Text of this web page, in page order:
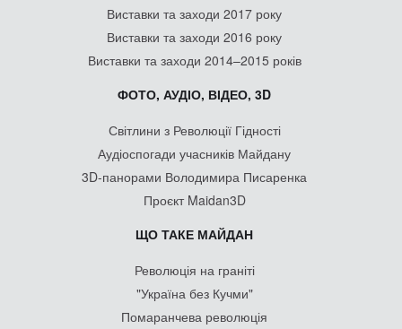
Виставки та заходи 2017 року
Виставки та заходи 2016 року
Виставки та заходи 2014–2015 років
ФОТО, АУДІО, ВІДЕО, 3D
Світлини з Революції Гідності
Аудіоспогади учасників Майдану
3D-панорами Володимира Писаренка
Проєкт Maidan3D
ЩО ТАКЕ МАЙДАН
Революція на граніті
"Україна без Кучми"
Помаранчева революція